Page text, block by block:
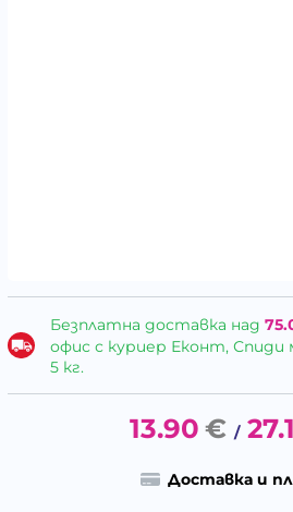
Безплатна доставка над
офис с куриер Еконт, Спиди
5 кг.
13.90 € /
Доставка и